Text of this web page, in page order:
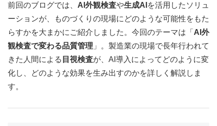
前回のブログでは、 AI外観検査や生成AI を活用したソリュ
ーションが、ものづくりの現場にどのような可能性をもた
らすかを大まかにご紹介しました。今回のテーマは「 AI外
観検査で変わる品質管理 」。製造業の現場で長年行われて
きた人間による 目視検査が、AI導入によってどのように変
化し、どのような効果を生み出すのかを詳しく解説しま
す。